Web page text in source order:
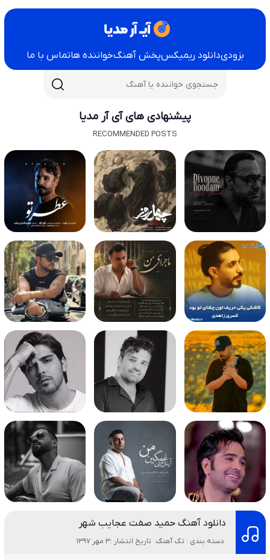
بزودیدانلود ریمیکسپخش آهنگخواننده هاتماس با ما
پیشنهادی های آی آر مدیا
RECOMMENDED POSTS
دانلود آهنگ حمید صفت عجایب شهر
دسته بندی : تک آهنگ تاریخ انتشار :3 مهر 1397